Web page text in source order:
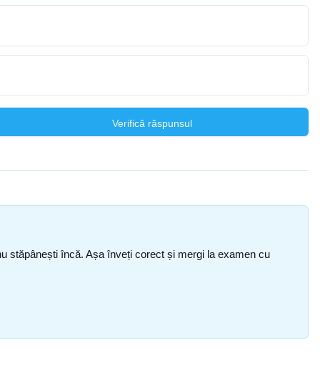
Verifică răspunsul
stăpânești încă. Așa înveți corect și mergi la examen cu